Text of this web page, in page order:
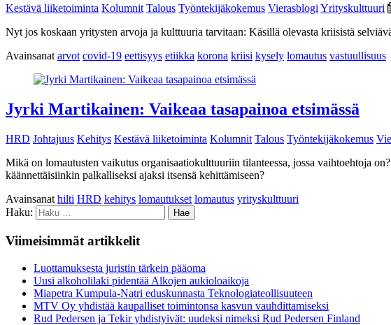
Kestävä liiketoiminta Kolumnit Talous Työntekijäkokemus VierasblogiYrityskulttuuri
Nyt jos koskaan yritysten arvoja ja kulttuuria tarvitaan: Käsillä olevasta kriisistä
Avainsanatarvot covid-19 eettisyys etiikka korona kriisi kysely lomautus vastuullisuus
Jyrki Martikainen: Vaikeaa tasapainoa etsimässä
HRD Johtajuus Kehitys Kestävä liiketoiminta Kolumnit Talous Työntekijäkokemus
Mikä on lomautusten vaikutus organisaatiokulttuuriin tilanteessa, jossa vaihtoehtoja
käännettäisiinkin palkalliseksi ajaksi itsensä kehittämiseen?
Avainsanat hilti HRD kehitys lomautukset lomautus yrityskulttuuri
Haku:
Viimeisimmät artikkelit
Luottamuksesta juristin tärkein pääoma
Uusi alkoholilaki pidentää Alkojen aukioloaikoja
Miapetra Kumpula-Natri eduskunnasta Teknologiateollisuuteen
MTV Oy yhdistää kaupalliset toimintonsa kasvun vauhdittamiseksi
Rud Pedersen ja Tekir yhdistyivät: uudeksi nimeksi Rud Pedersen Finland